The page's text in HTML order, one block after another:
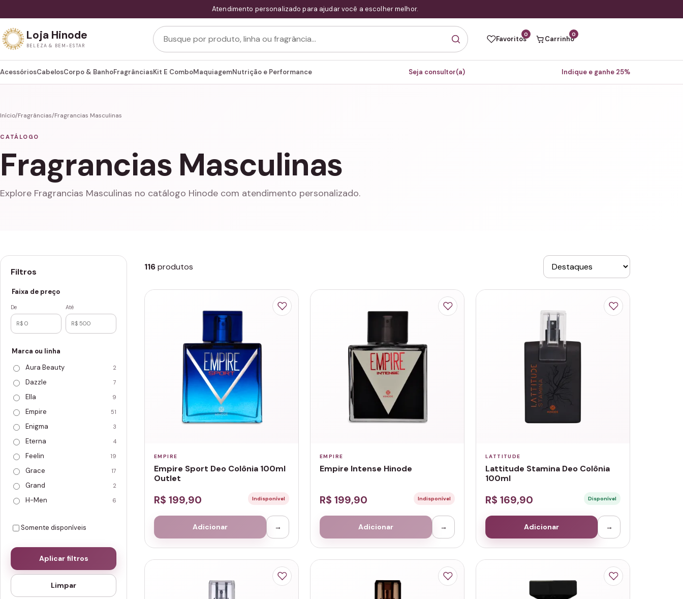
Atendimento personalizado para ajudar você a escolher melhor.
Loja Hinode
BELEZA & BEM-ESTAR
Buscar produtos
Favoritos
0
Carrinho
0
AcessóriosCabelosCorpo & BanhoFragrânciasKit E ComboMaquiagemNutrição e Performance Seja consultor(a) Indique e ganhe 25%
Início/Fragrâncias/Fragrancias Masculinas
CATÁLOGO
Fragrancias Masculinas
Explore Fragrancias Masculinas no catálogo Hinode com atendimento personalizado.
Filtros
Faixa de preço
De Até
Marca ou linha
Aura Beauty
2
Dazzle 7
Ella 9
Empire 51
Enigma 3
Eterna 4
Feelin 19
Grace 17
Grand 2
H-Men 6
Hype
Joyful
Lattitude 39
Somente disponíveis
Aplicar filtros
Limpar
116produtos
EMPIRE
Empire Sport Deo Colônia 100ml
Outlet
R$ 199,90 Indisponível
Adicionar →
EMPIRE
Empire Intense Hinode
R$ 199,90 Indisponível
Adicionar →
LATTITUDE
Lattitude Stamina Deo Colônia
100ml
R$ 169,90 Disponível
Adicionar →